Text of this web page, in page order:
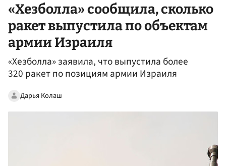
«Хезболла» сообщила, сколько
ракет выпустила по объектам
армии Израиля
«Хезболла» заявила, что выпустила более
320 ракет по позициям армии Израиля
Дарья Колаш